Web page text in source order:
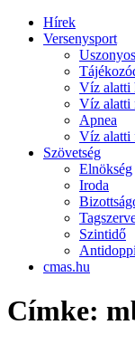
Hírek
Versenysport
Víz alatti
Víz alatti
Apnea
Víz alatti
Szövetség
Elnökség
Iroda
Szintidő
cmas.hu
Címke: